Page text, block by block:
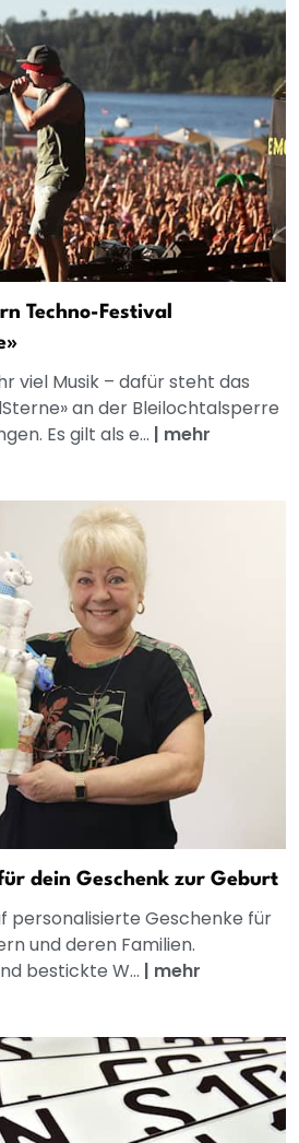
Techno-Festival
viel Musik – dafür steht das
an der Bleilochtalsperre
Es gilt als e... | mehr
dein Geschenk zur Geburt
personalisierte Geschenke für
und deren Familien.
bestickte W... | mehr